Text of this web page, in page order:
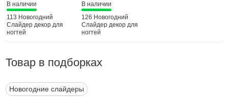
В наличии
113 Новогодний
Слайдер декор для
ногтей
В наличии
126 Новогодний
Слайдер декор для
ногтей
Товар в подборках
Новогодние слайдеры